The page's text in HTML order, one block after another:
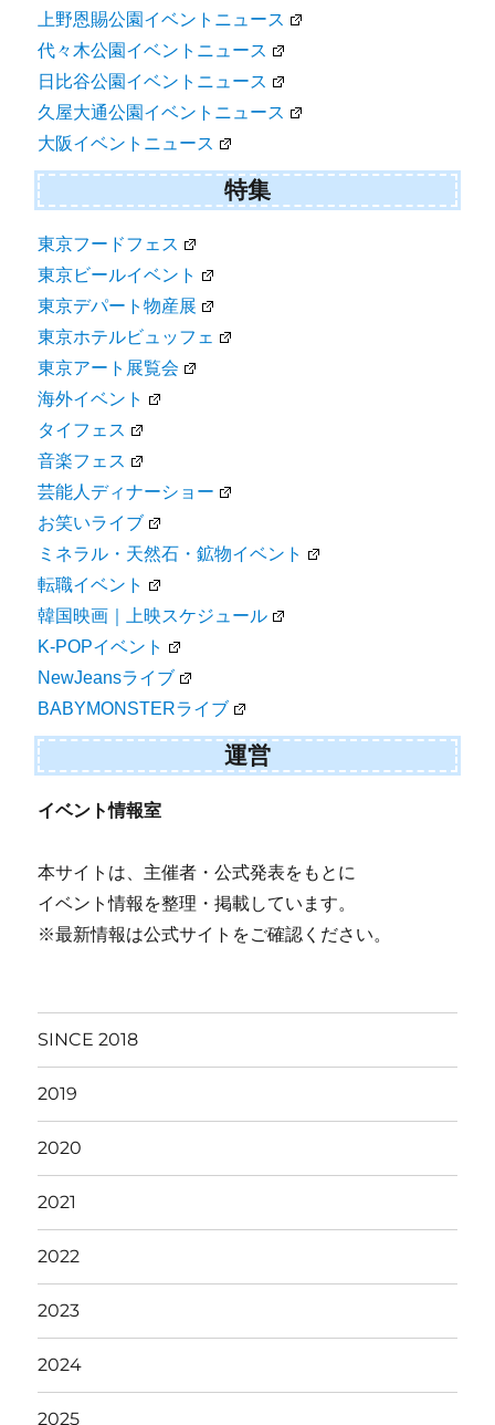
上野恩賜公園イベントニュース
代々木公園イベントニュース
日比谷公園イベントニュース
久屋大通公園イベントニュース
大阪イベントニュース
特集
東京フードフェス
東京ビールイベント
東京デパート物産展
東京ホテルビュッフェ
東京アート展覧会
海外イベント
タイフェス
音楽フェス
芸能人ディナーショー
お笑いライブ
ミネラル・天然石・鉱物イベント
転職イベント
韓国映画｜上映スケジュール
K-POPイベント
NewJeansライブ
BABYMONSTERライブ
運営
イベント情報室
本サイトは、主催者・公式発表をもとに
イベント情報を整理・掲載しています。
※最新情報は公式サイトをご確認ください。
SINCE 2018
2019
2020
2021
2022
2023
2024
2025